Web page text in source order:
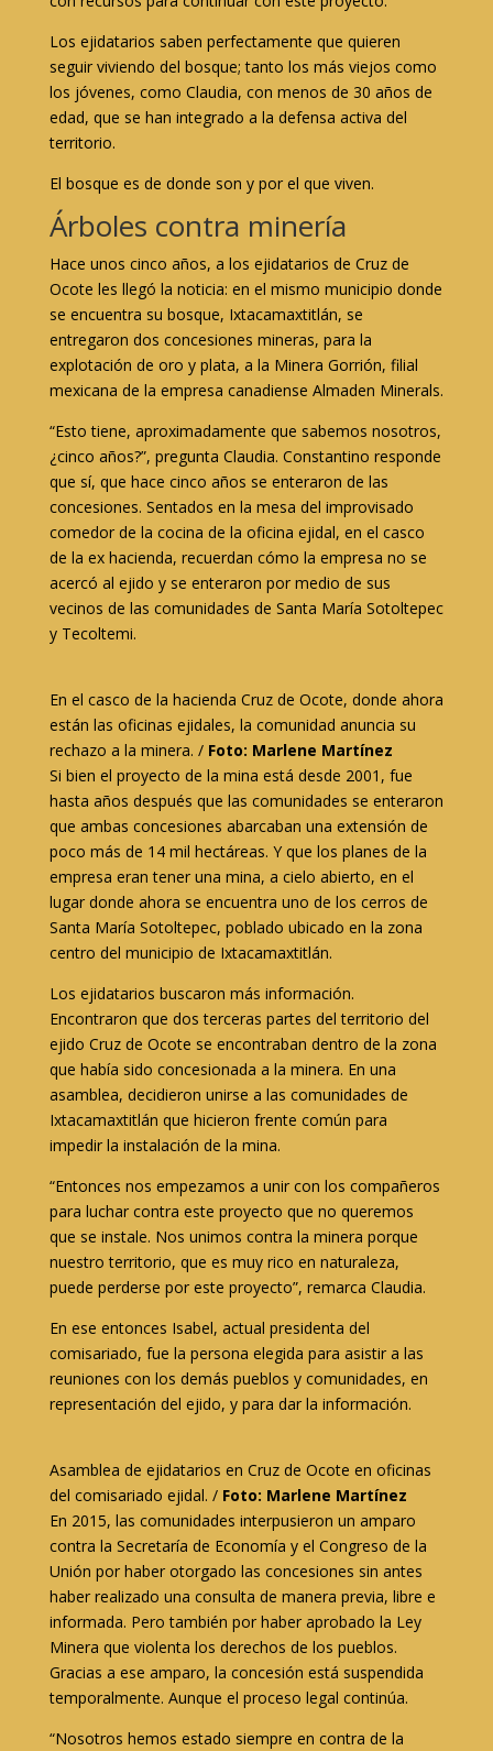
Los ejidatarios saben perfectamente que quieren
seguir viviendo del bosque; tanto los más viejos como
los jóvenes, como Claudia, con menos de 30 años de
edad, que se han integrado a la defensa activa del
territorio.
El bosque es de donde son y por el que viven.
Árboles contra minería
Hace unos cinco años, a los ejidatarios de Cruz de
Ocote les llegó la noticia: en el mismo municipio donde
se encuentra su bosque, Ixtacamaxtitlán, se
entregaron dos concesiones mineras, para la
explotación de oro y plata, a la Minera Gorrión, filial
mexicana de la empresa canadiense Almaden Minerals.
“Esto tiene, aproximadamente que sabemos nosotros,
¿cinco años?”, pregunta Claudia. Constantino responde
que sí, que hace cinco años se enteraron de las
concesiones. Sentados en la mesa del improvisado
comedor de la cocina de la oficina ejidal, en el casco
de la ex hacienda, recuerdan cómo la empresa no se
acercó al ejido y se enteraron por medio de sus
vecinos de las comunidades de Santa María Sotoltepec
y Tecoltemi.
En el casco de la hacienda Cruz de Ocote, donde ahora
están las oficinas ejidales, la comunidad anuncia su
rechazo a la minera. / Foto: Marlene Martínez
Si bien el proyecto de la mina está desde 2001, fue
hasta años después que las comunidades se enteraron
que ambas concesiones abarcaban una extensión de
poco más de 14 mil hectáreas. Y que los planes de la
empresa eran tener una mina, a cielo abierto, en el
lugar donde ahora se encuentra uno de los cerros de
Santa María Sotoltepec, poblado ubicado en la zona
centro del municipio de Ixtacamaxtitlán.
Los ejidatarios buscaron más información.
Encontraron que dos terceras partes del territorio del
ejido Cruz de Ocote se encontraban dentro de la zona
que había sido concesionada a la minera. En una
asamblea, decidieron unirse a las comunidades de
Ixtacamaxtitlán que hicieron frente común para
impedir la instalación de la mina.
“Entonces nos empezamos a unir con los compañeros
para luchar contra este proyecto que no queremos
que se instale. Nos unimos contra la minera porque
nuestro territorio, que es muy rico en naturaleza,
puede perderse por este proyecto”, remarca Claudia.
En ese entonces Isabel, actual presidenta del
comisariado, fue la persona elegida para asistir a las
reuniones con los demás pueblos y comunidades, en
representación del ejido, y para dar la información.
Asamblea de ejidatarios en Cruz de Ocote en oficinas
del comisariado ejidal. / Foto: Marlene Martínez
En 2015, las comunidades interpusieron un amparo
contra la Secretaría de Economía y el Congreso de la
Unión por haber otorgado las concesiones sin antes
haber realizado una consulta de manera previa, libre e
informada. Pero también por haber aprobado la Ley
Minera que violenta los derechos de los pueblos.
Gracias a ese amparo, la concesión está suspendida
temporalmente. Aunque el proceso legal continúa.
“Nosotros hemos estado siempre en contra de la